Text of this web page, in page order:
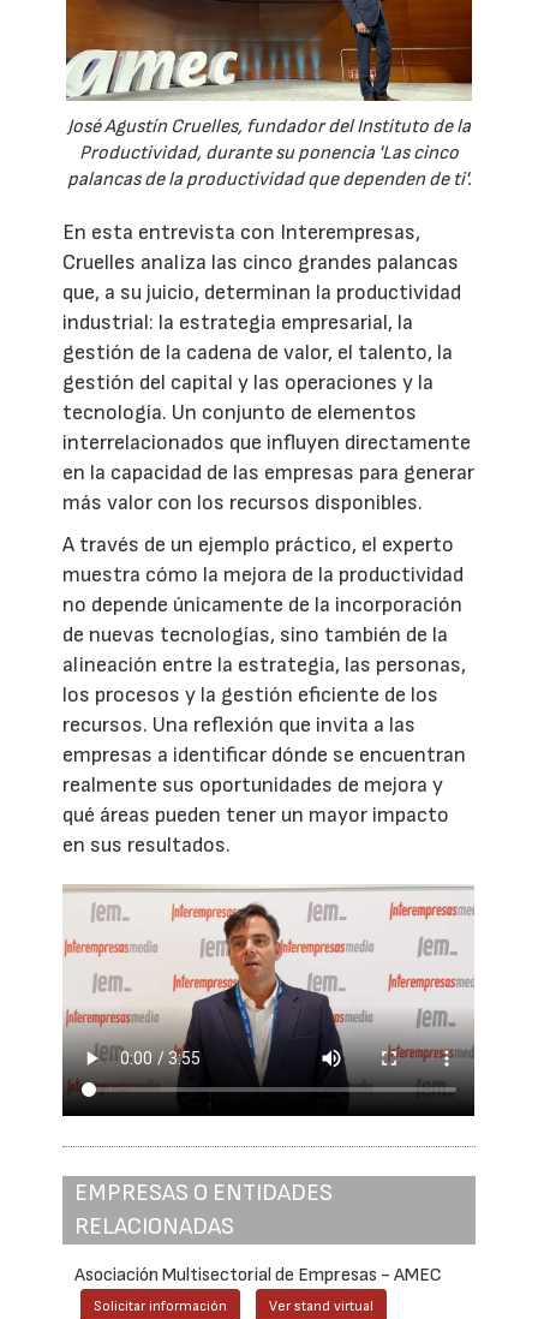
José Agustín Cruelles, fundador del Instituto de la
Productividad, durante su ponencia 'Las cinco
palancas de la productividad que dependen de ti'.
En esta entrevista con Interempresas,
Cruelles analiza las cinco grandes palancas
que, a su juicio, determinan la productividad
industrial: la estrategia empresarial, la
gestión de la cadena de valor, el talento, la
gestión del capital y las operaciones y la
tecnología. Un conjunto de elementos
interrelacionados que influyen directamente
en la capacidad de las empresas para generar
más valor con los recursos disponibles.
A través de un ejemplo práctico, el experto
muestra cómo la mejora de la productividad
no depende únicamente de la incorporación
de nuevas tecnologías, sino también de la
alineación entre la estrategia, las personas,
los procesos y la gestión eficiente de los
recursos. Una reflexión que invita a las
empresas a identificar dónde se encuentran
realmente sus oportunidades de mejora y
qué áreas pueden tener un mayor impacto
en sus resultados.
EMPRESAS O ENTIDADES
RELACIONADAS
Asociación Multisectorial de Empresas - AMEC
Solicitar información Ver stand virtual